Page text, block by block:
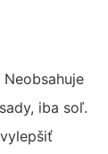
iba soľ.